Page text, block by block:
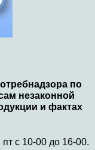
по
незаконной
и фактах
с 10-00 до 16-00.